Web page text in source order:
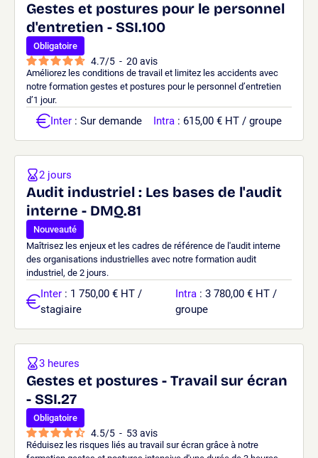
Gestes et postures pour le personnel
d'entretien - SSI.100
Obligatoire
4.7/5 - 20 avis
Améliorez les conditions de travail et limitez les accidents avec
notre formation gestes et postures pour le personnel d’entretien
d’1 jour.
Inter : Sur demande Intra : 615,00 € HT / groupe
Audit industriel : Les bases de l'audit
interne - DMQ.81
Nouveauté
Maîtrisez les enjeux et les cadres de référence de l'audit interne
des organisations industrielles avec notre formation audit
industriel, de 2 jours.
2 jours
Inter : 1 750,00 € HT /
stagiaire
Intra : 3 780,00 € HT /
groupe
Gestes et postures - Travail sur écran
- SSI.27
Obligatoire
4.5/5 - 53 avis
Réduisez les risques liés au travail sur écran grâce à notre
3 heures